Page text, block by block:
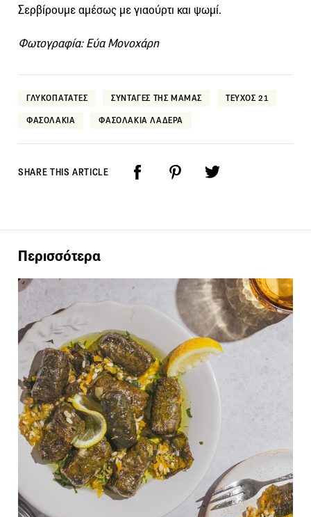
Σερβίρουμε αμέσως με γιαούρτι και ψωμί.
Φωτογραφία: Εύα Μονοχάρη
ΓΛΥΚΟΠΑΤΑΤΕΣ ΣΥΝΤΑΓΕΣ ΤΗΣ ΜΑΜΑΣ ΤΕΥΧΟΣ 21
ΦΑΣΟΛΑΚΙΑ ΦΑΣΟΛΑΚΙΑ ΛΑΔΕΡΑ
SHARE THIS ARTICLE
Περισσότερα